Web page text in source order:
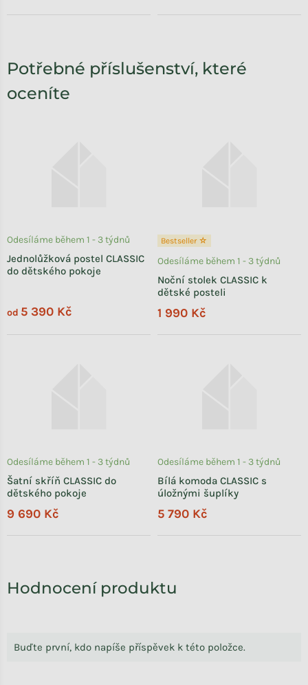
Hodnocení produktu
Buďte první, kdo napíše příspěvek k této položce.
Potřebné příslušenství, které
oceníte
Jednolůžková postel CLASSIC
do dětského pokoje
Odesíláme během 1 - 3 týdnů
od 5 390 Kč
Bestseller ☆
Noční stolek CLASSIC k
dětské posteli
Odesíláme během 1 - 3 týdnů
1 990 Kč
Šatní skříň CLASSIC do
dětského pokoje
Odesíláme během 1 - 3 týdnů
9 690 Kč
Bílá komoda CLASSIC s
úložnými šuplíky
Odesíláme během 1 - 3 týdnů
5 790 Kč